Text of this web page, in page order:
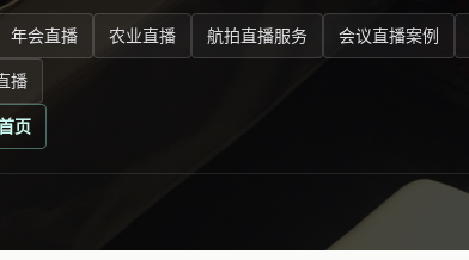
年会直播 农业直播 航拍直播服务 会议直播案例
播
页